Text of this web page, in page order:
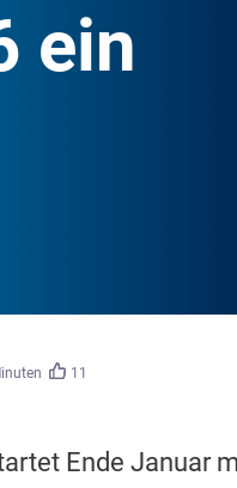
ein
11
Ende Januar